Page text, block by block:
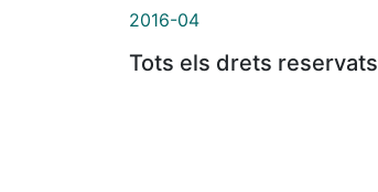
2016-04
Tots els drets reservats